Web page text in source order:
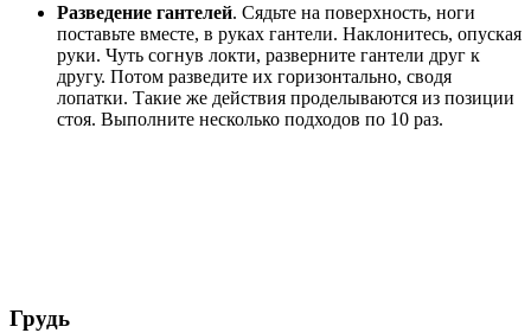
Разведение гантелей. Сядьте на поверхность, ноги
поставьте вместе, в руках гантели. Наклонитесь, опуская
руки. Чуть согнув локти, разверните гантели друг к
другу. Потом разведите их горизонтально, сводя
лопатки. Такие же действия проделываются из позиции
стоя. Выполните несколько подходов по 10 раз.
Грудь